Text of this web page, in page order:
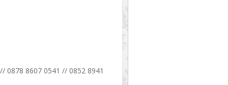
0878 8607 0541 // 0852 8941